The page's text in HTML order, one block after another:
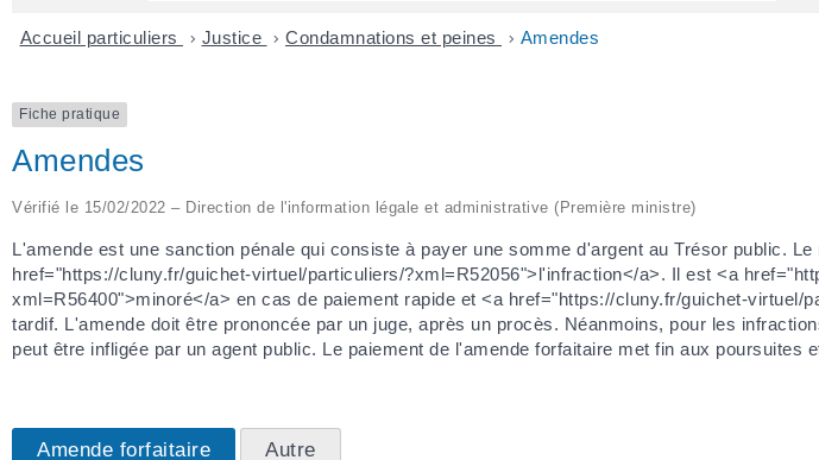
Accueil particuliers > Justice > Condamnations et peines > Amendes
Fiche pratique
Amendes
Vérifié le 15/02/2022 – Direction de l'information légale et administrative (Première ministre)
L'amende est une sanction pénale qui consiste à payer une somme d'argent au Trésor public.
href="https://cluny.fr/guichet-virtuel/particuliers/?xml=R52056">l'infraction</a>. Il est <a
xml=R56400">minoré</a> en cas de paiement rapide et <a href="https://cluny.fr/guichet-virtuel/
tardif. L'amende doit être prononcée par un juge, après un procès. Néanmoins, pour les
peut être infligée par un agent public. Le paiement de l'amende forfaitaire met fin aux poursuites
Amende forfaitaire Autre